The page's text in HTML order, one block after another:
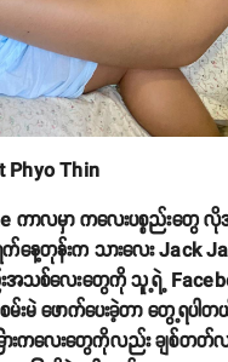
Phyo Thin
ကာလမှာ ကလေးပစ္စည်းတွေ
ေ့တုန်းက သားလေး Jack
အသစ်လေးတွေကို သူ့ရဲ့
းမဲ ဖောက်ပေးခဲ့တာ တွေ့ရပါတ
ားကလေးတွေကိုလည်း ချစ်တတ်